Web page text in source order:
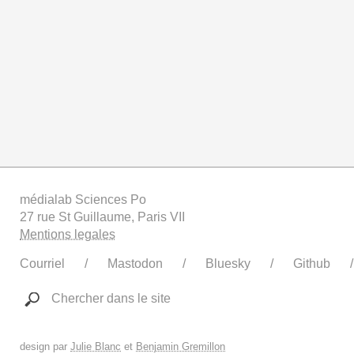
médialab Sciences Po
27 rue St Guillaume, Paris VII
Mentions legales
Courriel Mastodon Bluesky Github
Chercher dans le site
design par Julie Blanc et Benjamin Gremillon